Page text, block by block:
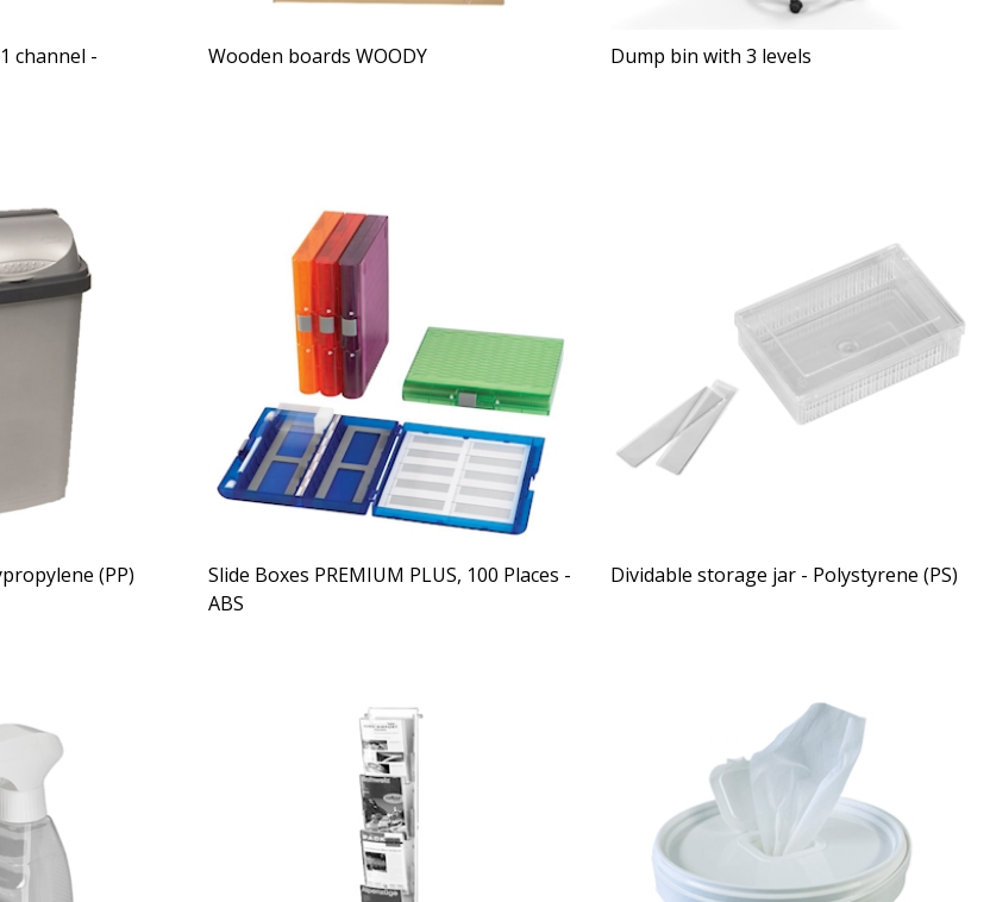
channel -
Wooden boards WOODY Dump bin with 3 levels
(PP)
Slide Boxes PREMIUM PLUS, 100 Places -
ABS
Dividable storage jar - Polystyrene (PS)